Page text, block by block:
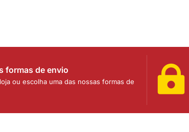
formas de envio
ou escolha uma das nossas formas de